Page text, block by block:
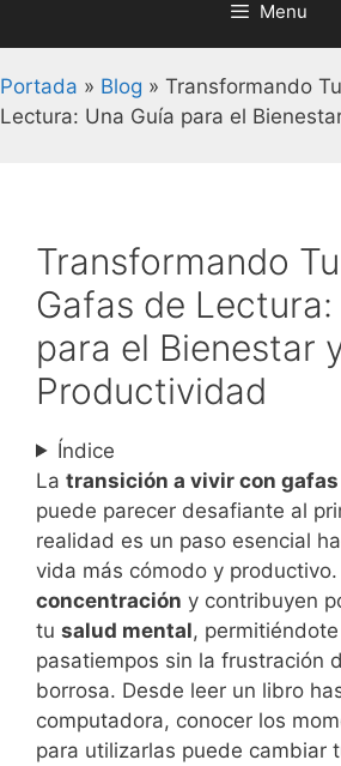
Menu
Portada » Blog » Transformando
Lectura: Una Guía para el
Transformando
Gafas de Lectura:
para el Bienestar
Productividad
Índice
La transición a vivir con
puede parecer desafiante al
realidad es un paso esencial
vida más cómodo y productivo.
concentración y contribuyen
tu salud mental,
pasatiempos sin la frustración
borrosa. Desde leer un libro
computadora, conocer los
para utilizarlas puede cambiar